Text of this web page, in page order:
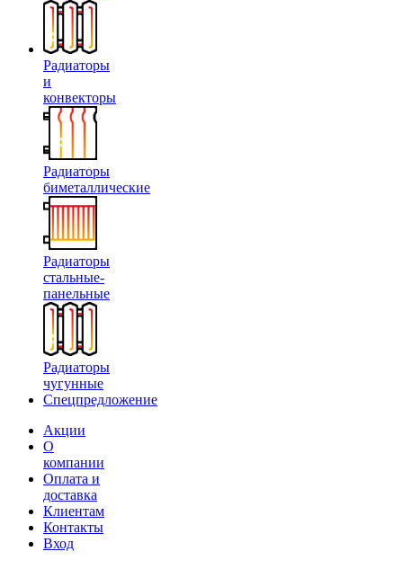
Радиаторы
и
конвекторы
Радиаторы
биметаллические
Радиаторы
стальные-
панельные
Радиаторы
чугунные
Спецпредложение
Акции
О
компании
Оплата и
доставка
Клиентам
Контакты
Вход